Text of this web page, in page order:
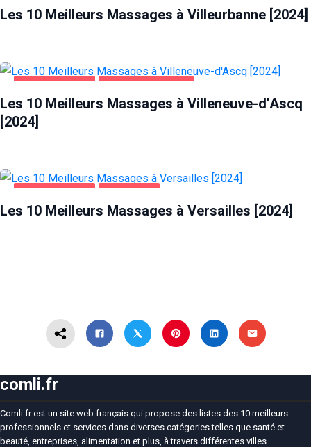
Les 10 Meilleurs Massages à Villeurbanne [2024]
Les 10 Meilleurs Massages à Villeneuve-d’Ascq
[2024]
Les 10 Meilleurs Massages à Versailles [2024]
comli.fr
Comli.fr est un site web français qui propose des listes des 10 meilleurs
professionnels et services dans diverses catégories telles que santé et
beauté, entreprises, alimentation et plus, à travers différentes villes.